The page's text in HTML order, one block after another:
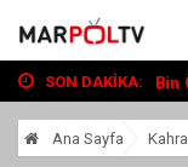
SON DAKIKA:
Bin
Ana Sayfa